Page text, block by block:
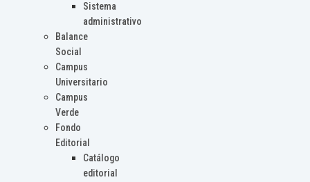
Sistema
administrativo
Balance
Social
Campus
Universitario
Campus
Verde
Fondo
Editorial
Catálogo
editorial